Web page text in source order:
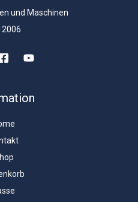
und Maschinen